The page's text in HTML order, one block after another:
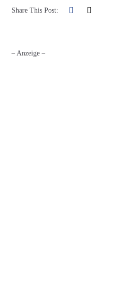
Share This Post:
– Anzeige –